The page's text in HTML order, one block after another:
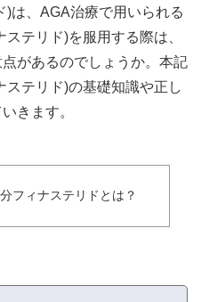
)は、AGA治療で用いられる
テリド)を服用する際は、
があるのでしょうか。本記
テリド)の基礎知識や正し
きます。
フィナステリドとは？